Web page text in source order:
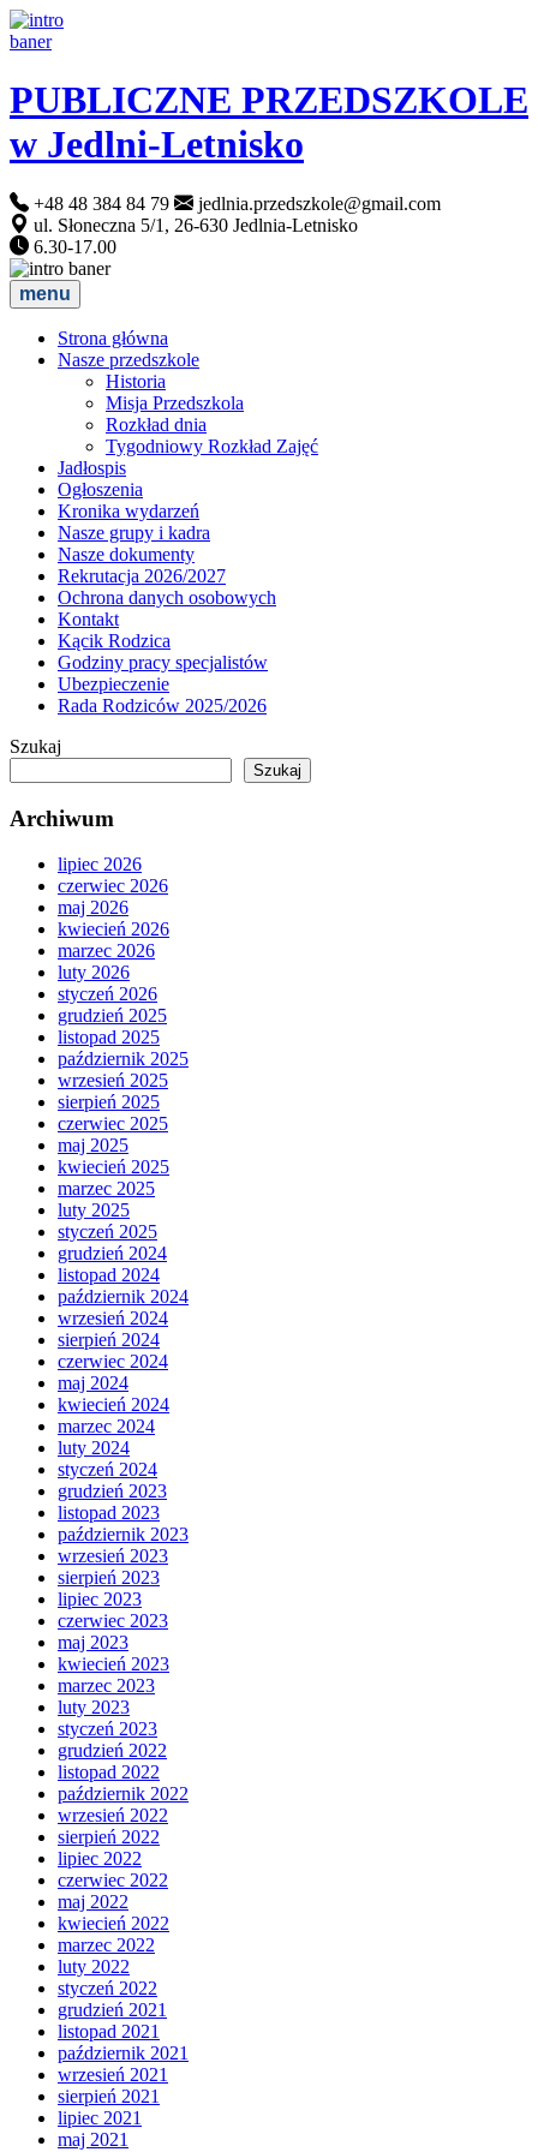
PUBLICZNE PRZEDSZKOLE
w Jedlni-Letnisko
+48 48 384 84 79
jedlnia.przedszkole@gmail.com
ul. Słoneczna 5/1, 26-630 Jedlnia-Letnisko
6.30-17.00
menu
Strona główna
Nasze przedszkole
Historia
Misja Przedszkola
Rozkład dnia
Tygodniowy Rozkład Zajęć
Jadłospis
Ogłoszenia
Kronika wydarzeń
Nasze grupy i kadra
Nasze dokumenty
Rekrutacja 2026/2027
Ochrona danych osobowych
Kontakt
Kącik Rodzica
Godziny pracy specjalistów
Ubezpieczenie
Rada Rodziców 2025/2026
Szukaj
Szukaj
Archiwum
lipiec 2026
czerwiec 2026
maj 2026
kwiecień 2026
marzec 2026
luty 2026
styczeń 2026
grudzień 2025
listopad 2025
październik 2025
wrzesień 2025
sierpień 2025
czerwiec 2025
maj 2025
kwiecień 2025
marzec 2025
luty 2025
styczeń 2025
grudzień 2024
listopad 2024
październik 2024
wrzesień 2024
sierpień 2024
czerwiec 2024
maj 2024
kwiecień 2024
marzec 2024
luty 2024
styczeń 2024
grudzień 2023
listopad 2023
październik 2023
wrzesień 2023
sierpień 2023
lipiec 2023
czerwiec 2023
maj 2023
kwiecień 2023
marzec 2023
luty 2023
styczeń 2023
grudzień 2022
listopad 2022
październik 2022
wrzesień 2022
sierpień 2022
lipiec 2022
czerwiec 2022
maj 2022
kwiecień 2022
marzec 2022
luty 2022
styczeń 2022
grudzień 2021
listopad 2021
październik 2021
wrzesień 2021
sierpień 2021
lipiec 2021
maj 2021